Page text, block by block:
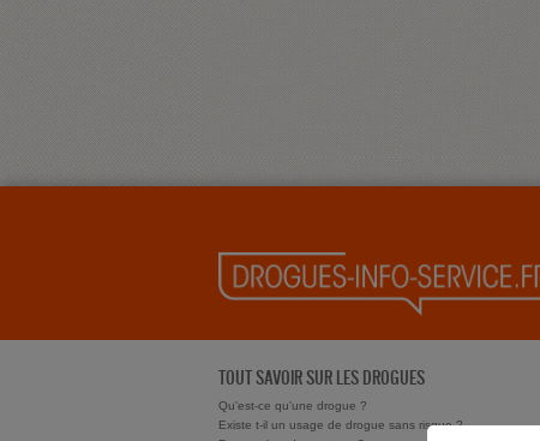
TOUT SAVOIR SUR LES DROGUES
Qu'est-ce qu'une drogue ?
Existe t-il un usage de drogue sans risque ?